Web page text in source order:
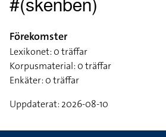
#(skenben)
Förekomster
Lexikonet: 0 träffar
Korpusmaterial: 0 träffar
Enkäter: 0 träffar
Uppdaterat: 2026-08-10